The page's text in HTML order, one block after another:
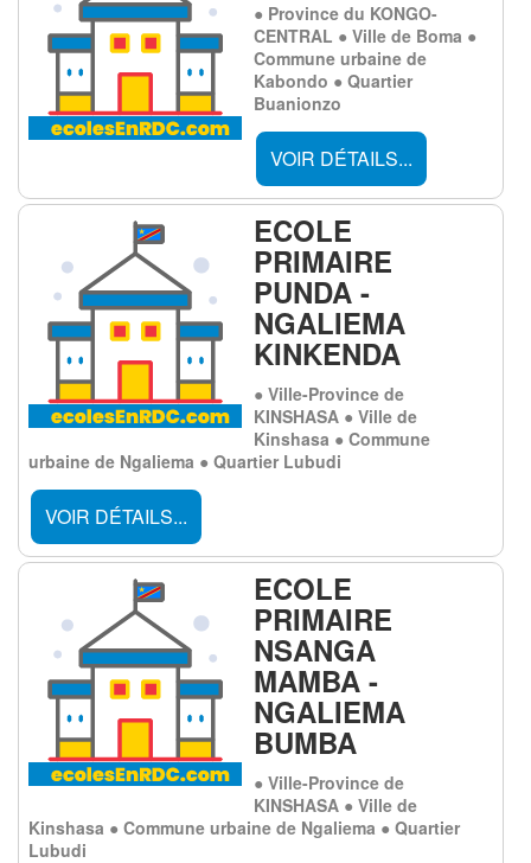
● Province du KONGO-
CENTRAL ● Ville de Boma ●
Commune urbaine de
Kabondo ● Quartier
Buanionzo
VOIR DÉTAILS...
ECOLE
PRIMAIRE
PUNDA -
NGALIEMA
KINKENDA
● Ville-Province de
KINSHASA ● Ville de
Kinshasa ● Commune
urbaine de Ngaliema ● Quartier Lubudi
VOIR DÉTAILS...
ECOLE
PRIMAIRE
NSANGA
MAMBA -
NGALIEMA
BUMBA
● Ville-Province de
KINSHASA ● Ville de
Kinshasa ● Commune urbaine de Ngaliema ● Quartier
Lubudi